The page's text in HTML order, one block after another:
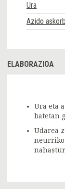
Ura
Azido
ELABORAZIOA
Ura eta
batetan
Udarea
neurriko